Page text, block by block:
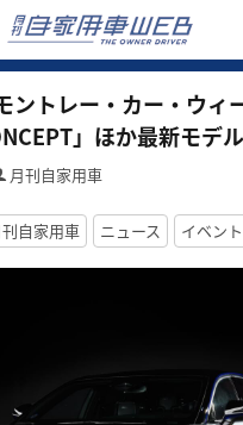
ントレー・カー・ウィ
」ほか最新モデ
月刊自家用車
自家用車 ニュース イベント